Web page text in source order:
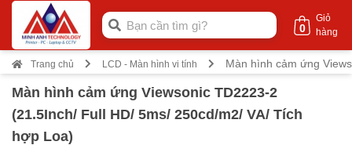
Giỏ
hàng
0
Trang chủ LCD - Màn hình vi tính Màn hình cảm ứng
Màn hình cảm ứng Viewsonic TD2223-2
(21.5Inch/ Full HD/ 5ms/ 250cd/m2/ VA/ Tích
hợp Loa)